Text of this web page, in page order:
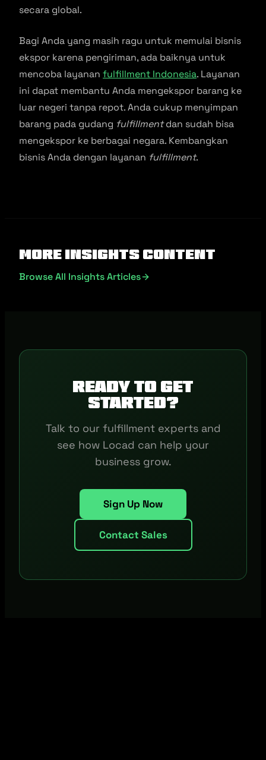
secara global.
Bagi Anda yang masih ragu untuk memulai bisnis
ekspor karena pengiriman, ada baiknya untuk
mencoba layanan fulfillment Indonesia. Layanan
ini dapat membantu Anda mengekspor barang ke
luar negeri tanpa repot. Anda cukup menyimpan
barang pada gudang fulfillmentdan sudah bisa
mengekspor ke berbagai negara. Kembangkan
bisnis Anda dengan layanan fulfillment.
More Insights Content
Browse All Insights Articles
Ready to get
started?
Talk to our fulfillment experts and
see how Locad can help your
business grow.
Sign Up Now
Contact Sales